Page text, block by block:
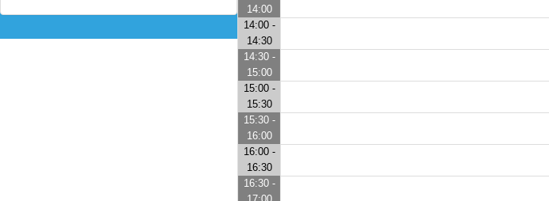
14:00
14:00 -
14:30
14:30 -
15:00
15:00 -
15:30
15:30 -
16:00
16:00 -
16:30
16:30 -